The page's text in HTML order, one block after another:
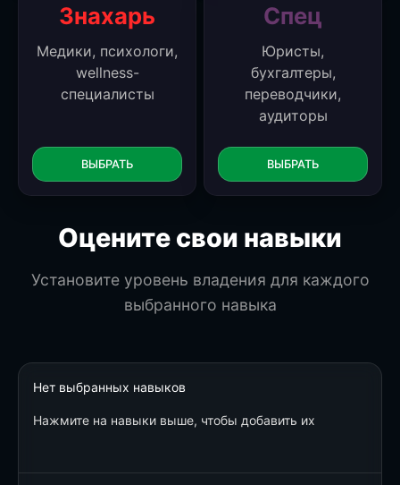
Знахарь
Медики, психологи,
wellness-
специалисты
ВЫБРАТЬ
Спец
Юристы,
бухгалтеры,
переводчики,
аудиторы
ВЫБРАТЬ
Оцените свои навыки
Установите уровень владения для каждого
выбранного навыка
Нет выбранных навыков
Нажмите на навыки выше, чтобы добавить их